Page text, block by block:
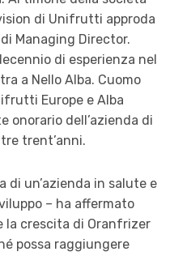
di Unifrutti approda
Managing Director.
di esperienza nel
a Nello Alba. Cuomo
Europe e Alba
onorario dell’azienda di
trent’anni.
di un’azienda in salute e
– ha affermato
la crescita di Oranfrizer
possa raggiungere